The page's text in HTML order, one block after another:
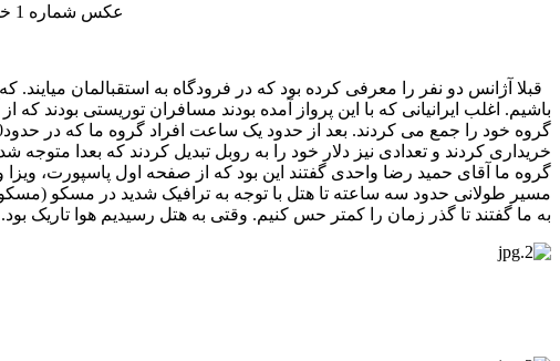
عکس شماره 1 خوش آمد گویی به زبان های مختلف از جمله فارسی در فرودگاه مسکو
قبلا آژانس دو نفر را معرفی کرده بود که در فرودگاه به استقبالمان
باشیم. اغلب ایرانیانی که با این پرواز آمده بودند مسافران توریستی بودند
خریداری کردند و تعدادی نیز دلار خود را به روبل تبدیل کردند که بعدا
گروه ما آقای حمید رضا واحدی گفتند این بود که از صفحه اول پاسپورت،
مسیر طولانی حدود سه ساعته تا هتل با توجه به ترافیک شدید در مسکو
به ما گفتند تا گذر زمان را کمتر حس کنیم. وقتی به هتل رسیدیم هوا تاریک بود.